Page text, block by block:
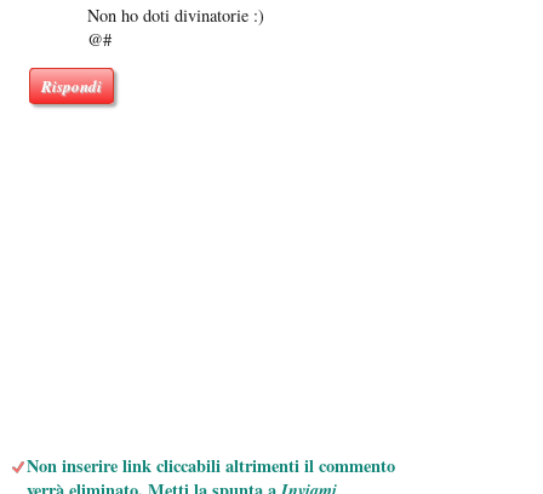
Non ho doti divinatorie :)
@#
Rispondi
Non inserire link cliccabili altrimenti il commento